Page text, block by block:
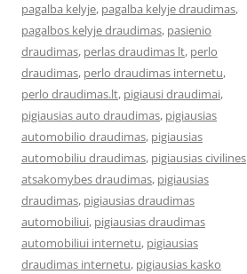
pagalba kelyje, pagalba kelyje draudimas,
pagalbos kelyje draudimas, pasienio
draudimas, perlas draudimas lt, perlo
draudimas, perlo draudimas internetu,
perlo draudimas.lt, pigiausi draudimai,
pigiausias auto draudimas, pigiausias
automobilio draudimas, pigiausias
automobiliu draudimas, pigiausias civilines
atsakomybes draudimas, pigiausias
draudimas, pigiausias draudimas
automobiliui, pigiausias draudimas
automobiliui internetu, pigiausias
draudimas internetu, pigiausias kasko